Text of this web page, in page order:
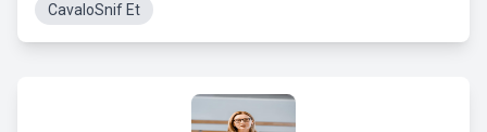
CavaloSnif Et